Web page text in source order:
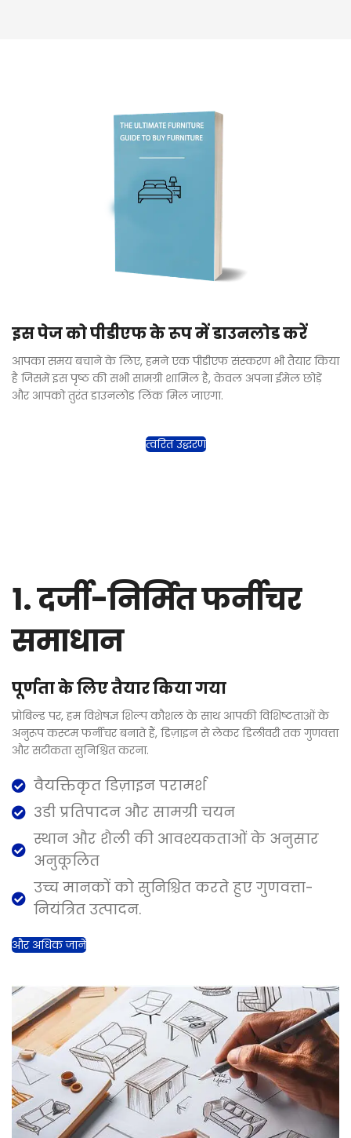
इस पेज को पीडीएफ के रूप में डाउनलोड करें
आपका समय बचाने के लिए, हमने एक पीडीएफ संस्करण भी तैयार किया
है जिसमें इस पृष्ठ की सभी सामग्री शामिल है, केवल अपना ईमेल छोड़ें
और आपको तुरंत डाउनलोड लिंक मिल जाएगा.
त्वरित उद्धरण
1. दर्जी-निर्मित फर्नीचर
समाधान
पूर्णता के लिए तैयार किया गया
प्रोबिल्ड पर, हम विशेषज्ञ शिल्प कौशल के साथ आपकी विशिष्टताओं के
अनुरूप कस्टम फर्नीचर बनाते हैं, डिज़ाइन से लेकर डिलीवरी तक गुणवत्ता
और सटीकता सुनिश्चित करना.
वैयक्तिकृत डिज़ाइन परामर्श
3डी प्रतिपादन और सामग्री चयन
स्थान और शैली की आवश्यकताओं के अनुसार
अनुकूलित
उच्च मानकों को सुनिश्चित करते हुए गुणवत्ता-
नियंत्रित उत्पादन.
और अधिक जानें